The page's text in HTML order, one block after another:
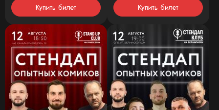
Купить билет Купить билет